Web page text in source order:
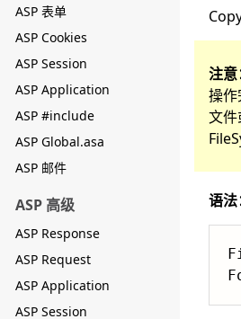
ASP 表单
ASP Cookies
ASP Session
ASP Application
ASP #include
ASP Global.asa
ASP 邮件
ASP 高级
ASP Response
ASP Request
ASP Application
ASP Session
注意
操
文
语法